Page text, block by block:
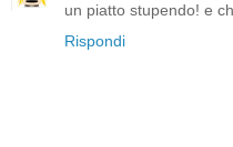
un piatto stupendo! e
Rispondi